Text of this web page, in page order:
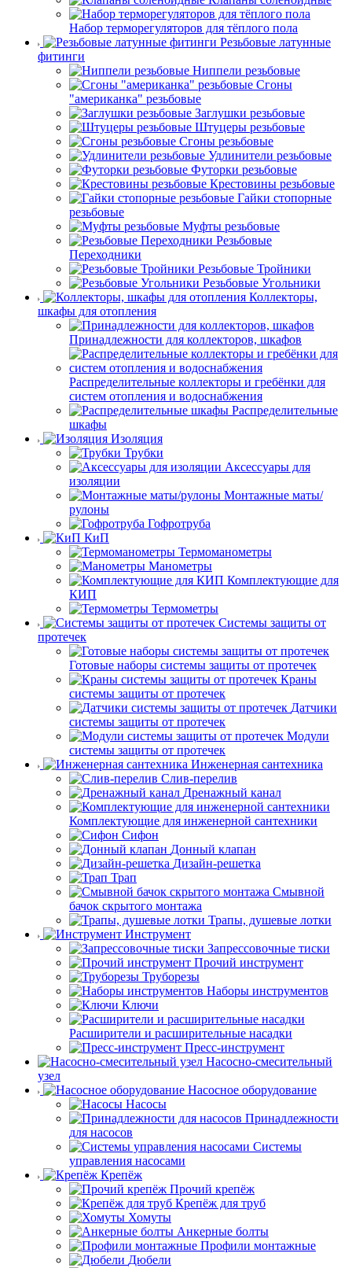
Набор терморегуляторов для тёплого пола
Резьбовые латунные
фитинги
Ниппели резьбовые
Сгоны
"американка" резьбовые
Заглушки резьбовые
Штуцеры резьбовые
Сгоны резьбовые
Удлинители резьбовые
Футорки резьбовые
Крестовины резьбовые
Гайки стопорные
резьбовые
Муфты резьбовые
Резьбовые
Переходники
Резьбовые Тройники
Резьбовые Угольники
Коллекторы,
шкафы для отопления
Принадлежности для коллекторов, шкафов
Распределительные коллекторы и гребёнки для
систем отопления и водоснабжения
Распределительные
шкафы
Изоляция
Трубки
Аксессуары для
изоляции
Монтажные маты/
рулоны
Гофротруба
КиП
Термоманометры
Манометры
Комплектующие для
КИП
Термометры
Системы защиты от
протечек
Готовые наборы системы защиты от протечек
Краны
системы защиты от протечек
Датчики
системы защиты от протечек
Модули
системы защиты от протечек
Инженерная сантехника
Слив-перелив
Дренажный канал
Комплектующие для инженерной сантехники
Сифон
Донный клапан
Дизайн-решетка
Трап
Смывной
бачок скрытого монтажа
Трапы, душевые лотки
Инструмент
Запрессовочные тиски
Прочий инструмент
Труборезы
Наборы инструментов
Ключи
Расширители и расширительные насадки
Пресс-инструмент
Насосно-смесительный
узел
Насосное оборудование
Насосы
Принадлежности
для насосов
Системы
управления насосами
Крепёж
Прочий крепёж
Крепёж для труб
Хомуты
Анкерные болты
Профили монтажные
Дюбели